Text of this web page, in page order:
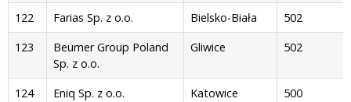
122 Farias Sp. z o.o. Bielsko-Biała
502
123
Beumer Group Poland
Sp. z o.o.
Gliwice 502
124 Eniq Sp. z o.o. Katowice
500